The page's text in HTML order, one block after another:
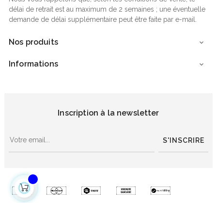
délai de retrait est au maximum de 2 semaines ; une éventuelle
demande de délai supplémentaire peut être faite par e-mail.
Nos produits 
Informations 
Inscription à la newsletter
S'INSCRIRE